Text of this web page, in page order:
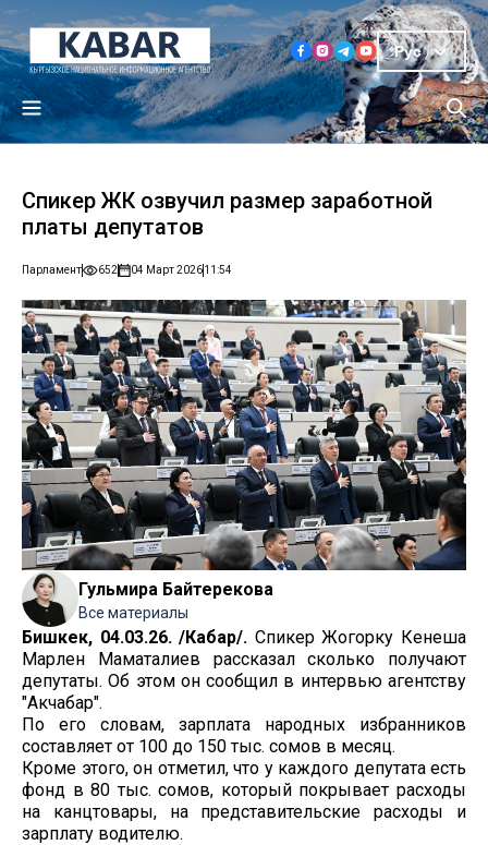
Рус
Спикер ЖК озвучил размер заработной
платы депутатов
Парламент 652 04 Март 202611:54
Гульмира Байтерекова
Все материалы
Бишкек, 04.03.26. /Кабар/. Спикер Жогорку Кенеша
Марлен Маматалиев рассказал сколько получают
депутаты. Об этом он сообщил в интервью агентству
"Акчабар".
По его словам, зарплата народных избранников
составляет от 100 до 150 тыс. сомов в месяц.
Кроме этого, он отметил, что у каждого депутата есть
фонд в 80 тыс. сомов, который покрывает расходы
на канцтовары, на представительские расходы и
зарплату водителю.